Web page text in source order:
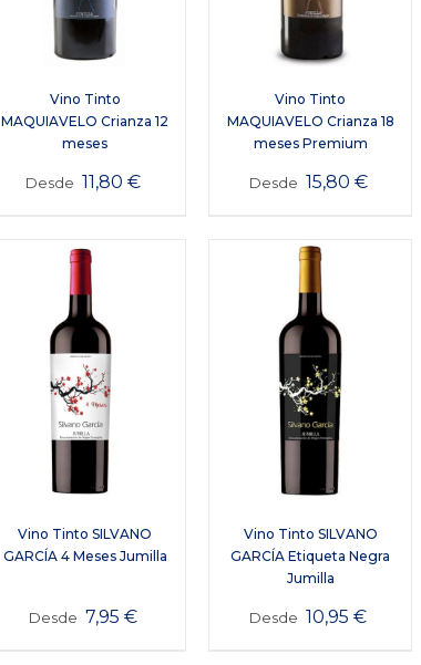
Vino Tinto
MAQUIAVELO Crianza 12
meses
Desde 11,80 €
Vino Tinto
MAQUIAVELO Crianza 18
meses Premium
Desde 15,80 €
Vino Tinto SILVANO
GARCÍA 4 Meses Jumilla
Desde 7,95 €
Vino Tinto SILVANO
GARCÍA Etiqueta Negra
Jumilla
Desde 10,95€